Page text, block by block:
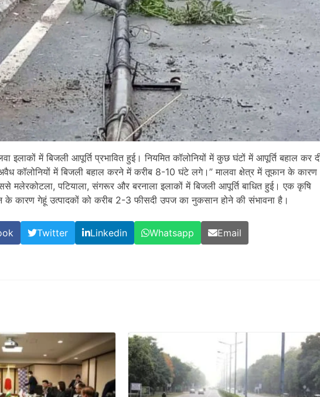
इलाकों में बिजली आपूर्ति प्रभावित हुई। नियमित कॉलोनियों में कुछ घंटों में आपूर्ति बहाल कर
कॉलोनियों में बिजली बहाल करने में करीब 8-10 घंटे लगे।” मालवा क्षेत्र में तूफान के कारण
पटियाला, संगरूर और बरनाला इलाकों में बिजली आपूर्ति बाधित हुई। एक कृषि
के कारण गेहूं उत्पादकों को करीब 2-3 फीसदी उपज का नुकसान होने की संभावना है।
Twitter Linkedin Whatsapp Email